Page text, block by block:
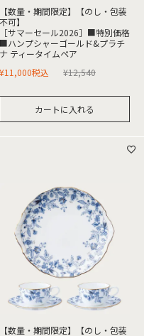
【数量・期間限定】【のし・包装
不可】
［サマーセール2026］■特別価格
■ハンプシャーゴールド&プラチ
ナ ティータイムペア
¥12,540
¥11,000税込
カートに入れる
【数量・期間限定】【のし・包装